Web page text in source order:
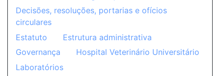
Decisões, resoluções, portarias e ofícios
circulares
Estatuto
Estrutura administrativa
Governança
Hospital Veterinário Universitário
Laboratórios